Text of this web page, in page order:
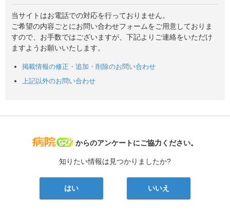
当サイトはお電話での対応を行っておりません。
ご希望の内容ごとにお問い合わせフォームをご用意しておりま
すので、お手数ではございますが、下記よりご連絡をいただけ
ますようお願いいたします。
掲載情報の修正・追加・削除のお問い合わせ
上記以外のお問い合わせ
病院なび
からのアンケートにご協力ください。
知りたい情報は見つかりましたか?
はい いいえ